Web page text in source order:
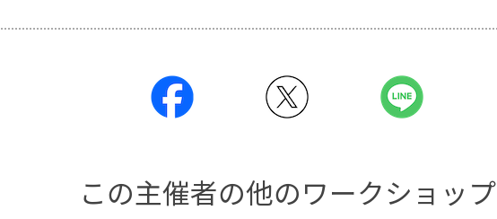
この主催者の他のワークショップ